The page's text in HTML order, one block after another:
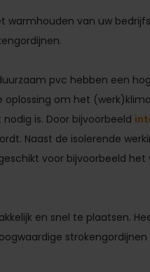
warmhouden van uw
pvc hebben een
om het
is. Door bijvoorbeeld
Naast de isolerende
voor bijvoorbeeld
en snel te plaatsen.